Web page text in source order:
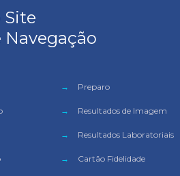
Site
Navegação
→ Preparo
→ Resultados de Imagem
→ Resultados Laboratoriais
→ Cartão Fidelidade